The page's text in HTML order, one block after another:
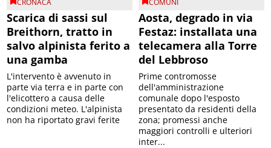
Scarica di sassi sul
Breithorn, tratto in
salvo alpinista ferito a
una gamba
L'intervento è avvenuto in
parte via terra e in parte con
l'elicottero a causa delle
condizioni meteo. L'alpinista
non ha riportato gravi ferite
Aosta, degrado in via
Festaz: installata una
telecamera alla Torre
del Lebbroso
Prime contromosse
dell'amministrazione
comunale dopo l'esposto
presentato da residenti della
zona; promessi anche
maggiori controlli e ulteriori
inter...